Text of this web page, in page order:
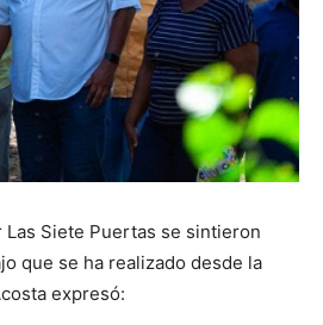
Siete Puertas se sintieron
que se ha realizado desde la
expresó: